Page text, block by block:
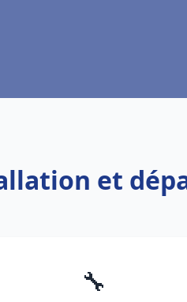
et
🔧